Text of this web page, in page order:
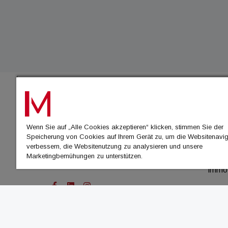
Wenn Sie auf „Alle Cookies akzeptieren“ klicken, stimmen Sie der
Speicherung von Cookies auf Ihrem Gerät zu, um die
verbessern, die Websitenutzung zu analysieren und unsere
Marketingbemühungen zu unterstützen.